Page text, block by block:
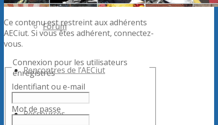
Forum
Rencontres de l’AECiut
Ressources
Ce contenu est restreint aux adhérents
AECiut. Si vous êtes adhérent, connectez-
vous.
Connexion pour les utilisateurs
enregistrés
Identifiant ou e-mail
Mot de passe